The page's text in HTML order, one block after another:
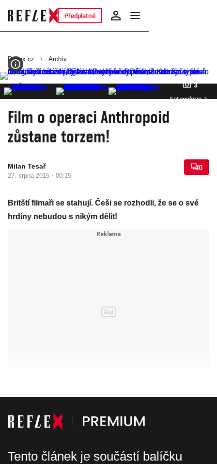
Předplatné
Reflex.cz Archív
3
Fotogalerie
Film o operaci Anthropoid
zůstane torzem!
Milan Tesař
27. srpna 2015 · 00:15
0
Britští filmaři se stahují. Češi se rozhodli, že se o své
hrdiny nebudou s nikým dělit!
Tento článek je součástí balíčku